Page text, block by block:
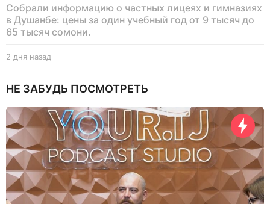
Собрали информацию о частных лицеях и гимназиях
в Душанбе: цены за один учебный год от 9 тысяч до
65 тысяч сомони.
2 дня назад
я
а
з
д
НЕ ЗАБУДЬ ПОСМОТРЕТЬ